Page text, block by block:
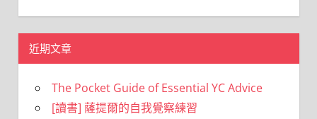
近期文章
The Pocket Guide of Essential YC Advice
[讀書] 薩提爾的自我覺察練習